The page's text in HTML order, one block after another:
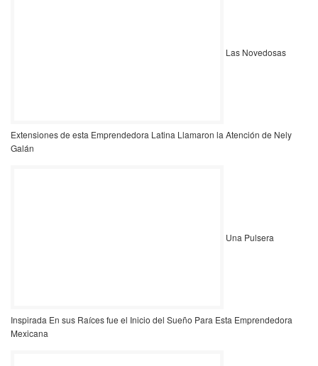
Las Novedosas
Extensiones de esta Emprendedora Latina Llamaron la Atención de Nely
Galán
Una Pulsera
Inspirada En sus Raíces fue el Inicio del Sueño Para Esta Emprendedora
Mexicana